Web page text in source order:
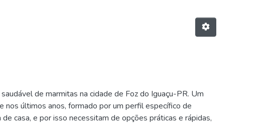
de marmitas na cidade de Foz do Iguaçu-PR. Um
últimos anos, formado por um perfil específico de
casa, e por isso necessitam de opções práticas e rápidas,